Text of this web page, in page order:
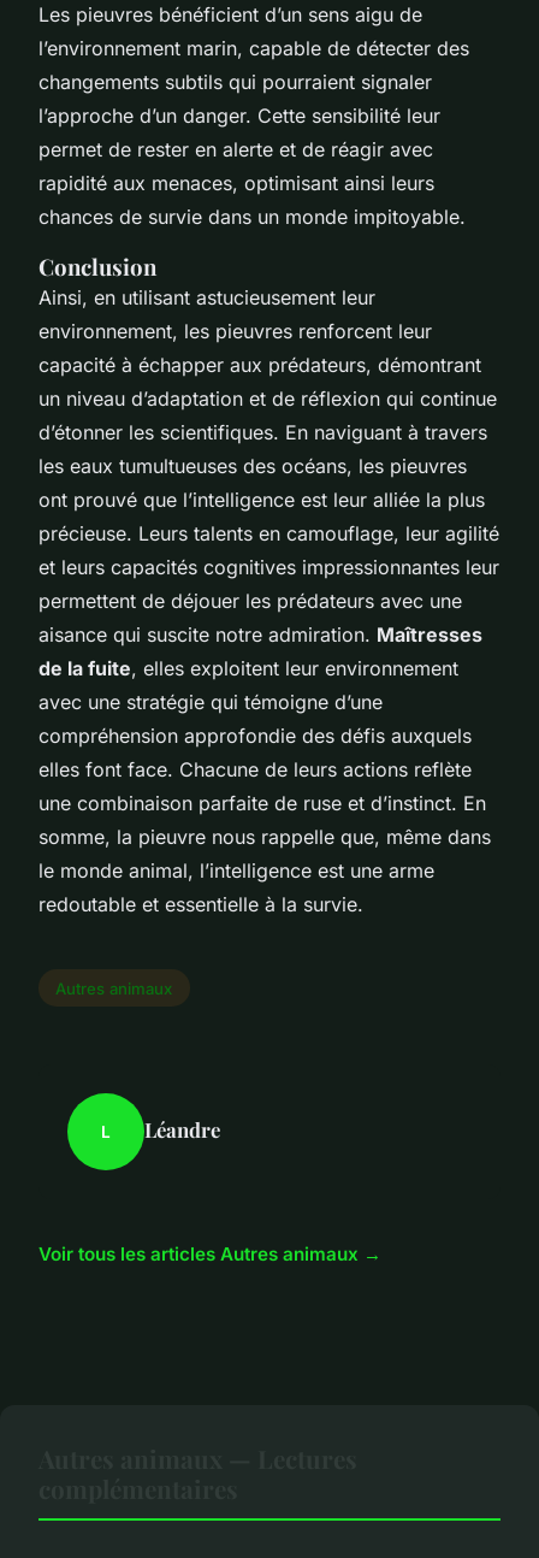
Les pieuvres bénéficient d’un sens aigu de
l’environnement marin, capable de détecter des
changements subtils qui pourraient signaler
l’approche d’un danger. Cette sensibilité leur
permet de rester en alerte et de réagir avec
rapidité aux menaces, optimisant ainsi leurs
chances de survie dans un monde impitoyable.
Conclusion
Ainsi, en utilisant astucieusement leur
environnement, les pieuvres renforcent leur
capacité à échapper aux prédateurs, démontrant
un niveau d’adaptation et de réflexion qui continue
d’étonner les scientifiques. En naviguant à travers
les eaux tumultueuses des océans, les pieuvres
ont prouvé que l’intelligence est leur alliée la plus
précieuse. Leurs talents en camouflage, leur agilité
et leurs capacités cognitives impressionnantes leur
permettent de déjouer les prédateurs avec une
aisance qui suscite notre admiration. Maîtresses
de la fuite, elles exploitent leur environnement
avec une stratégie qui témoigne d’une
compréhension approfondie des défis auxquels
elles font face. Chacune de leurs actions reflète
une combinaison parfaite de ruse et d’instinct. En
somme, la pieuvre nous rappelle que, même dans
le monde animal, l’intelligence est une arme
redoutable et essentielle à la survie.
Autres animaux
L Léandre
Voir tous les articles Autres animaux →